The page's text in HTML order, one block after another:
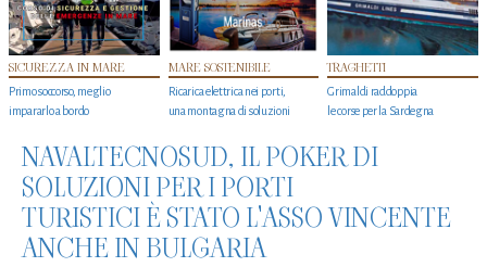
SICUREZZA IN MARE
Primo soccorso, meglio
impararlo a bordo
MARE SOSTENIBILE
Ricarica elettrica nei porti,
una montagna di soluzioni
TRAGHETTI
Grimaldi raddoppia
le corse per la Sardegna
NAVALTECNOSUD, IL POKER DI
SOLUZIONI PER I PORTI
TURISTICI È STATO L'ASSO VINCENTE
ANCHE IN BULGARIA